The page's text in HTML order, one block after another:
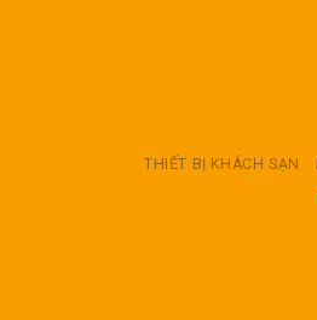
THIẾT BỊ KHÁCH SẠN